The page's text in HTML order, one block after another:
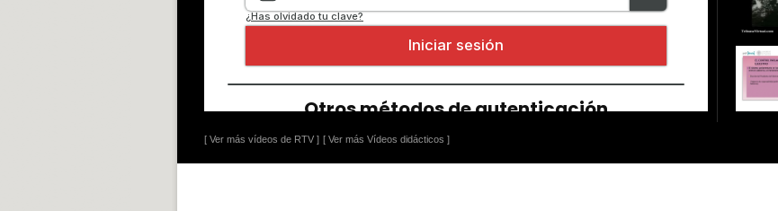
[ Ver más vídeos de RTV ] [ Ver más Vídeos didácticos ]